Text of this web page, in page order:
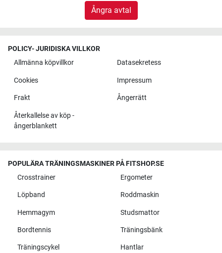
Ångra avtal
POLICY- JURIDISKA VILLKOR
Allmänna köpvillkor
Datasekretess
Cookies Impressum
Frakt Ångerrätt
Återkallelse av köp -
ångerblankett
POPULÄRA TRÄNINGSMASKINER PÅ FITSHOP.SE
Crosstrainer
Ergometer
Löpband Roddmaskin
Hemmagym Studsmattor
Bordtennis Träningsbänk
Träningscykel Hantlar